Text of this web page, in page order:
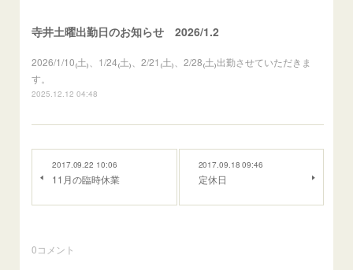
寺井土曜出勤日のお知らせ 2026/1.2
2026/1/10₍土₎、1/24₍土₎、2/21₍土₎、2/28₍土₎出勤させていただきま
す。
2025.12.12 04:48
2017.09.22 10:06
11月の臨時休業
2017.09.18 09:46
定休日
0コメント